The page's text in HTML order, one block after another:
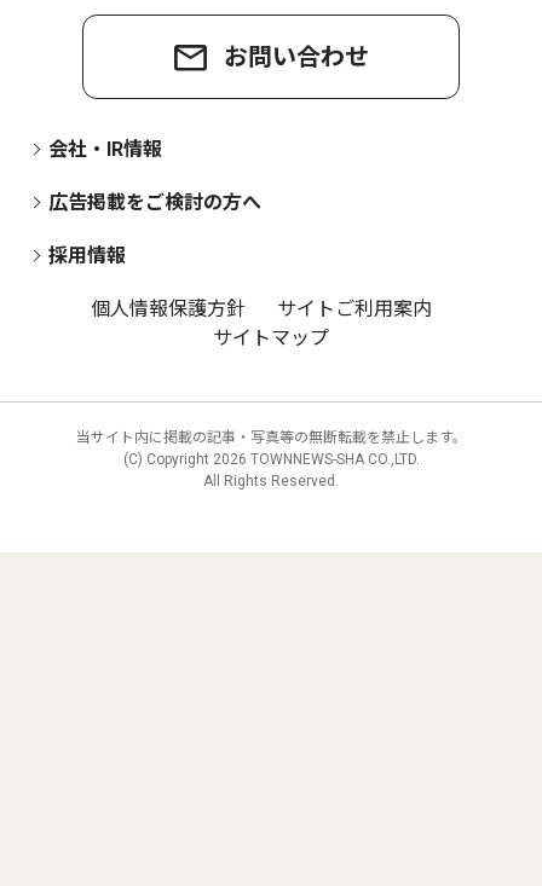
お問い合わせ
会社・IR情報
広告掲載をご検討の方へ
採用情報
個人情報保護方針
サイトご利用案内
サイトマップ
当サイト内に掲載の記事・写真等の無断転載を禁止します。
(C) Copyright 2026 TOWNNEWS-SHA CO.,LTD.
All Rights Reserved.